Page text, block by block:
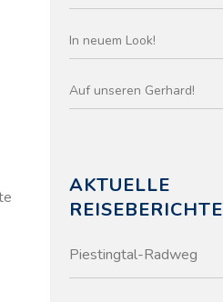
In neuem Look!
Auf unseren Gerhard!
AKTUELLE
REISEBERICHTE
Piestingtal-Radweg